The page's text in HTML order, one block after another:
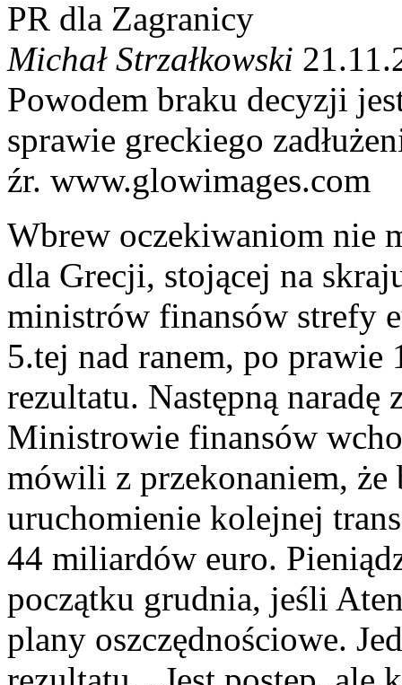
PR dla Zagranicy
Michał Strzałkowski
Powodem braku decyzji
sprawie greckiego
źr. www.glowimages.com
Wbrew oczekiwaniom nie
dla Grecji, stojącej na
ministrów finansów strefy
5.tej nad ranem, po prawie
rezultatu. Następną naradę
Ministrowie finansów
mówili z przekonaniem, że
uruchomienie kolejnej
44 miliardów euro.
początku grudnia, jeśli
plany oszczędnościowe.